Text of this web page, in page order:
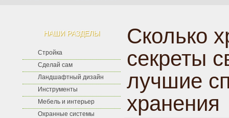
НАШИ РАЗДЕЛЫ
Стройка
Сделай сам
Ландшафтный дизайн
Инструменты
Мебель и интерьер
Охранные системы
Сколько
секреты
лучшие
хранения